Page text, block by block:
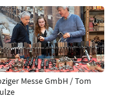
Messe GmbH / Tom